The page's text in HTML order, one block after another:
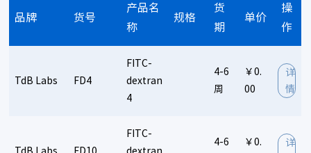
ATA-Phe-Phe-Arg-CMK
BL21(DE3) Competent Cells
AUSTRAL Biologicals
Alpha Diagnostic International
List Labs
System bio
ATA-Phe-Pro-Arg-CMK
GlycoTech
Molecular Devices
Albumin, Rabbit Plasma
品牌 货号
产品名
称
规格
货
期
单价
操
作
TdB Labs FD4
FITC-
dextran
4
4-6
周
￥0.
00
详
情
TdB Labs FD10
FITC-
dextran
4-6
￥0.
详